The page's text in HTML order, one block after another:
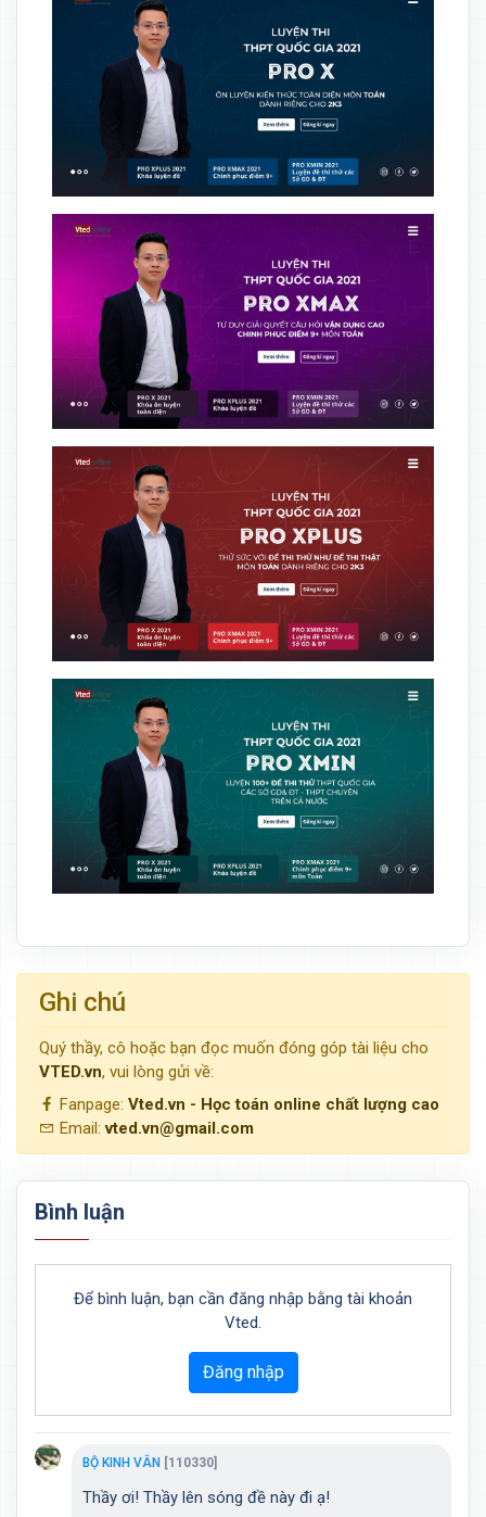
Ghi chú
Quý thầy, cô hoặc bạn đọc muốn đóng góp tài liệu cho
VTED.vn, vui lòng gửi về:
Fanpage: Vted.vn - Học toán online chất lượng cao
Email:vted.vn@gmail.com
Bình luận
Để bình luận, bạn cần đăng nhập bằng tài khoản
Vted.
Đăng nhập
BỘ KINH VÂN [110330]
Thầy ơi! Thầy lên sóng đề này đi ạ!